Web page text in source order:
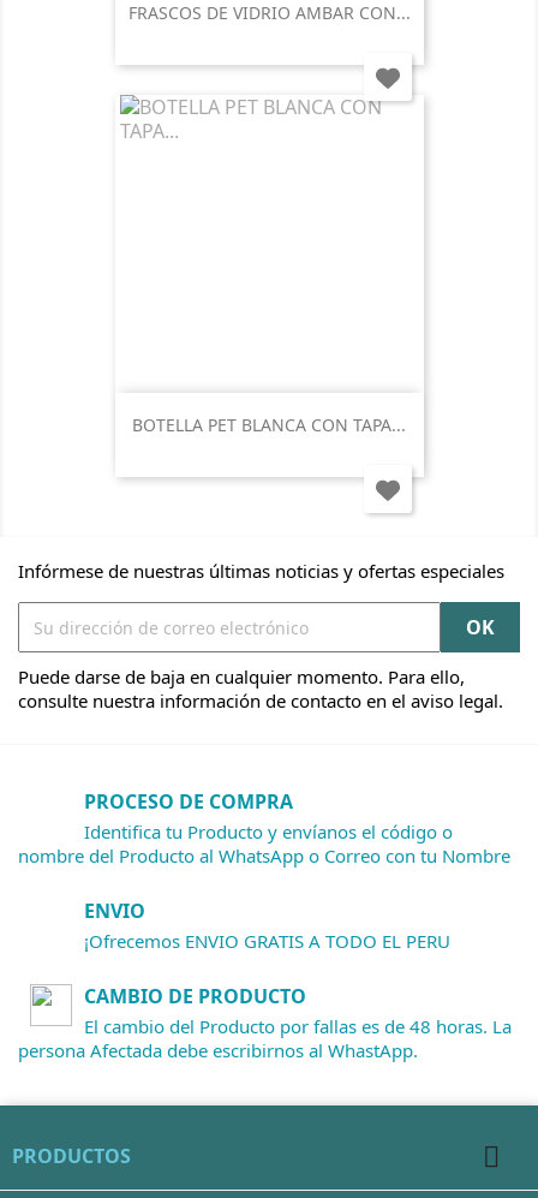
FRASCOS DE VIDRIO AMBAR CON...
BOTELLA PET BLANCA CON TAPA...
Infórmese de nuestras últimas noticias y ofertas especiales
Puede darse de baja en cualquier momento. Para ello,
consulte nuestra información de contacto en el aviso legal.
PROCESO DE COMPRA
Identifica tu Producto y envíanos el código o
nombre del Producto al WhatsApp o Correo con tu Nombre
ENVIO
¡Ofrecemos ENVIO GRATIS A TODO EL PERU
CAMBIO DE PRODUCTO
El cambio del Producto por fallas es de 48 horas. La
persona Afectada debe escribirnos al WhastApp.
PRODUCTOS 